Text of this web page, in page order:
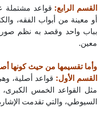
القسم الرابع: قواعد مشتملة
أو معينة من أبواب الفقه،
بباب واحد وقصد به نظم صور
معين.
وأما تقسيمها من حيث كونها
القسم الأول: قواعد أصلية،
مثل القواعد الخمس الكبرى،
السيوطي، والتي تقدمت الإشارة